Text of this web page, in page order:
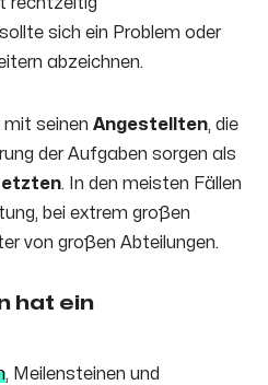
rechtzeitig
sich ein Problem oder
abzeichnen.
mit seinen Angestellten, die
der Aufgaben sorgen als
. In den meisten Fällen
bei extrem großen
von großen Abteilungen.
hat ein
, Meilensteinen und